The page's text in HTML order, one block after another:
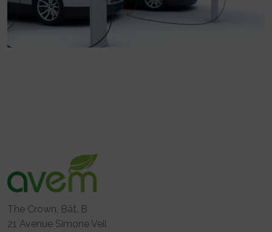
The Crown, Bât. B
21 Avenue Simone Veil